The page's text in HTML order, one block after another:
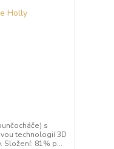
s
technologií 3D
Složení: 81% p...